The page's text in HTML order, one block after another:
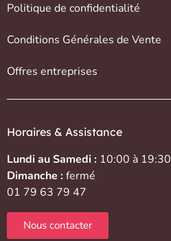
Politique de confidentialité
Conditions Générales de Vente
Offres entreprises
Horaires & Assistance
Lundi au Samedi : 10:00 à 19:30
Dimanche :fermé
01 79 63 79 47
Nous contacter